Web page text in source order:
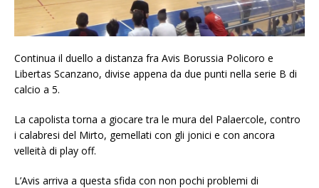
Continua il duello a distanza fra Avis Borussia Policoro e
Libertas Scanzano, divise appena da due punti nella serie B di
calcio a 5.
La capolista torna a giocare tra le mura del Palaercole, contro
i calabresi del Mirto, gemellati con gli jonici e con ancora
velleità di play off.
L’Avis arriva a questa sfida con non pochi problemi di